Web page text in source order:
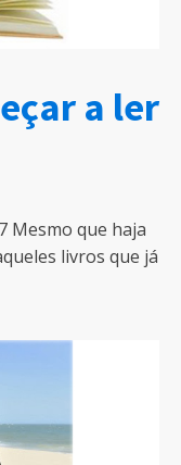
a ler
Mesmo que haja
livros que já